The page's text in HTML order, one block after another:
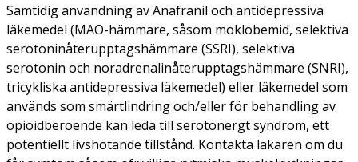
Samtidig användning av Anafranil och antidepressiva
läkemedel (MAO-hämmare, såsom moklobemid, selektiva
serotoninåterupptagshämmare (SSRI), selektiva
serotonin och noradrenalinåterupptagshämmare (SNRI),
tricykliska antidepressiva läkemedel) eller läkemedel som
används som smärtlindring och/eller för behandling av
opioidberoende kan leda till serotonergt syndrom, ett
potentiellt livshotande tillstånd. Kontakta läkaren om du